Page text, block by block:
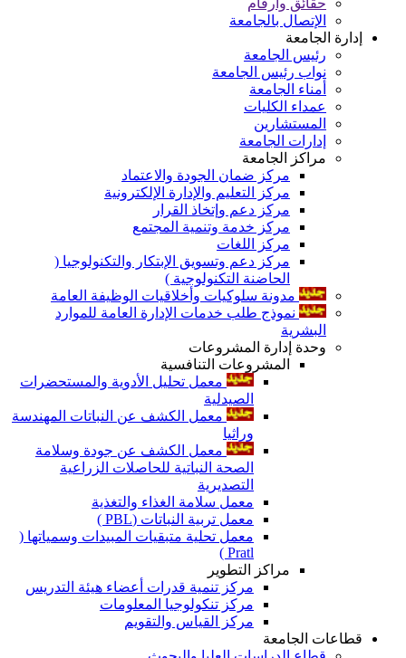
الإتصال بالجامعة
إدارة الجامعة
رئيس الجامعة
نواب رئيس الجامعة
أمناء الجامعة
عمداء الكليات
المستشارين
إدارات الجامعة
مراكز الجامعة
مركز ضمان الجودة والاعتماد
مركز التعليم والإدارة الإلكترونية
مركز دعم وإتخاذ القرار
مركز خدمة وتنمية المجتمع
مركز اللغات
مركز دعم وتسويق الإبتكار والتكنولوجيا (
الحاضنة التكنولوجية )
مدونة سلوكيات وأخلاقيات الوظيفة العامة
نموذج طلب خدمات الإدارة العامة للموارد
البشرية
وحدة إدارة المشروعات
المشروعات التنافسية
معمل تحليل الأدوية والمستحضرات
الصيدلية
معمل الكشف عن النباتات المهندسة
وراثيا
معمل الكشف عن جودة وسلامة
الصحة النباتية للحاصلات الزراعية
التصديرية
معمل سلامة الغذاء والتغذية
معمل تربية النباتات (PBL )
معمل تحلية متبقيات المبيدات وسمياتها (
Pratl )
مراكز التطوير
مركز تنمية قدرات أعضاء هيئة التدريس
مركز تنكولوجيا المعلومات
مركز القياس والتقويم
قطاعات الجامعة